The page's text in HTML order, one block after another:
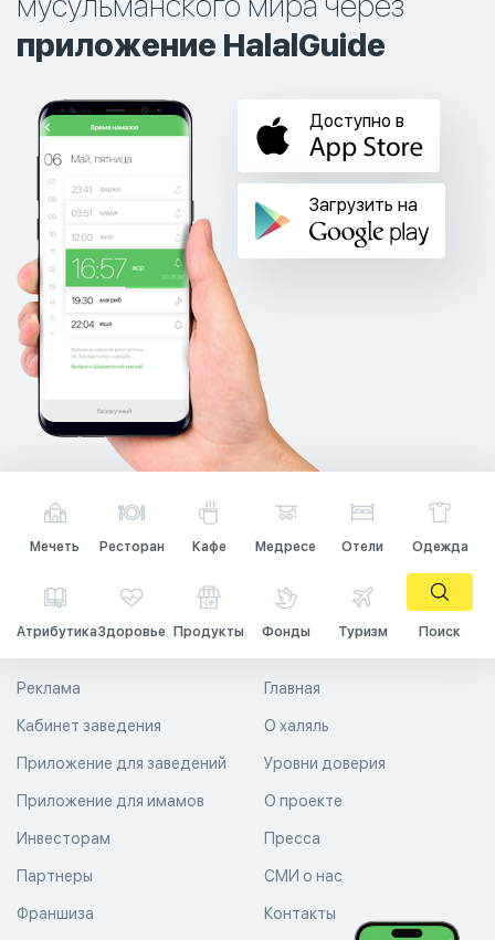
приложение HalalGuide
Доступно в
Загрузить на
Мечеть Ресторан Кафе Медресе Отели Одежда
АтрибутикаЗдоровье Продукты Фонды Туризм Поиск
Главная
О халяль
Уровни доверия
Реклама
Кабинет заведения
Приложение для заведений
Приложение для имамов О проекте
Пресса
СМИ о нас
Контакты
Инвесторам
Партнеры
Франшиза